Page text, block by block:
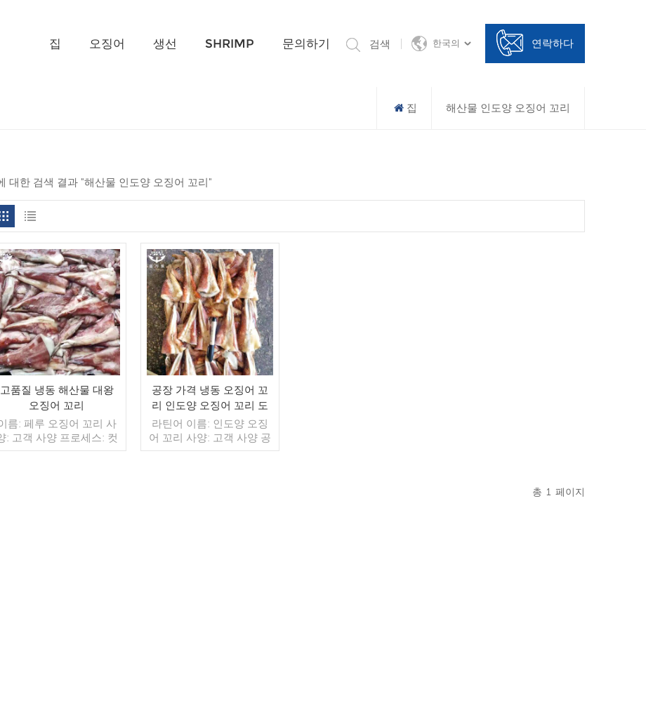
집 오징어 생선 SHRIMP 문의하기 검색 한국의 연락하다
집 해산물 인도양 오징어 꼬리
대한 검색 결과 "해산물 인도양 오징어 꼬리"
고품질 냉동 해산물 대왕
오징어 꼬리
름: 페루 오징어 꼬리 사
: 고객 사양 프로세스: 컷
약: BQF 40%(맞춤형) 포
공장 가격 냉동 오징어 꼬
리 인도양 오징어 꼬리 도
매
라틴어 이름: 인도양 오징
어 꼬리 사양: 고객 사양 공
정: 컷 글레이징: BQF 40%
총 1 페이지